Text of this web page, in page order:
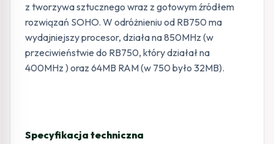
z tworzywa sztucznego wraz z gotowym źródłem
rozwiązań SOHO. W odróżnieniu od RB750 ma
wydajniejszy procesor, działa na 850MHz (w
przeciwieństwie do RB750, który działał na
400MHz ) oraz 64MB RAM (w 750 było 32MB).
Specyfikacja techniczna